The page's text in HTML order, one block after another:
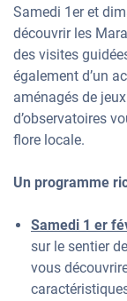
Samedi 1er et
découvrir les
des visites
également d’un
aménagés de
d’observatoires
flore locale.
Un programme
Samedi 1 er
sur le sentier
vous